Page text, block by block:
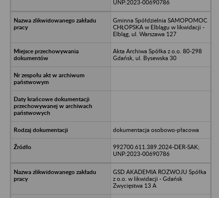
UNP:2023-00690786
Gminna Spółdzielnia SAMOPOMOC
CHŁOPSKA w Elblągu w likwidacji -
Elbląg, ul. Warszawa 127
Akta Archiwa Spółka z o.o. 80-298
Gdańsk, ul. Bysewska 30
dokumentacja osobowo-płacowa
992700.611.389.2024-DER-SAK;
UNP:2023-00690786
GSD AKADEMIA ROZWOJU Spółka
z o.o. w likwidacji - Gdańsk
Zwycięstwa 13 A